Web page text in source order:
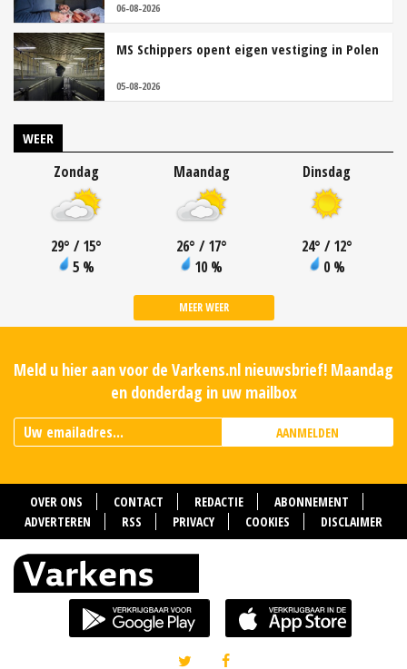
06-08-2026
MS Schippers opent eigen vestiging in Polen
05-08-2026
WEER
Zondag
29° / 15°
5 %
Maandag
26° / 17°
10 %
Dinsdag
24° / 12°
0 %
MEER WEER
Meld u hier aan voor de Varkens.nl nieuwsbrief! Maandag
en donderdag in uw mailbox
AANMELDEN
OVER ONS CONTACT REDACTIE
ABONNEMENT
ADVERTEREN
RSS PRIVACY COOKIES DISCLAIMER